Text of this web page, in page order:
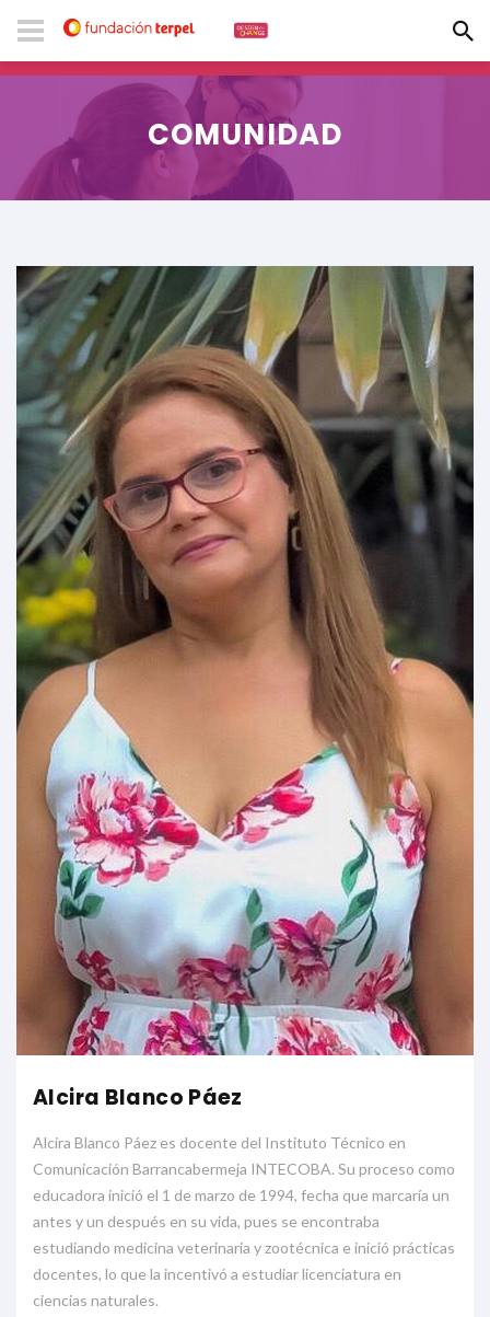
COMUNIDAD
Alcira Blanco Páez
Alcira Blanco Páez es docente del Instituto Técnico en
Comunicación Barrancabermeja INTECOBA. Su proceso como
educadora inició el 1 de marzo de 1994, fecha que marcaría un
antes y un después en su vida, pues se encontraba
estudiando medicina veterinaria y zootécnica e inició prácticas
docentes, lo que la incentivó a estudiar licenciatura en
ciencias naturales.